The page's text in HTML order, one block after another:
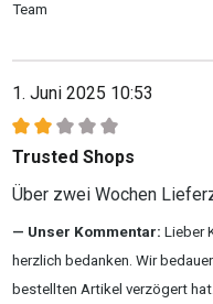
Team
1. Juni 2025 10:53
Bewertung mit 2 von 5
Trusted Shops
Über zwei Wochen
Unser Kommentar: Lieber
herzlich bedanken. Wir
bestellten Artikel verzögert